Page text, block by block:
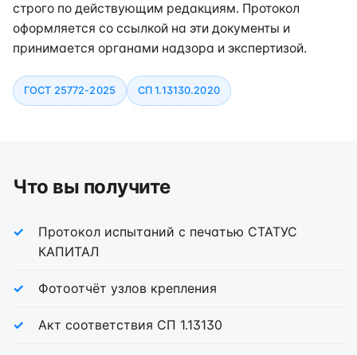
строго по действующим редакциям. Протокол
оформляется со ссылкой на эти документы и
принимается органами надзора и экспертизой.
ГОСТ 25772-2025 СП 1.13130.2020
Что вы получите
Протокол испытаний с печатью СТАТУС
КАПИТАЛ
Фотоотчёт узлов крепления
Акт соответствия СП 1.13130